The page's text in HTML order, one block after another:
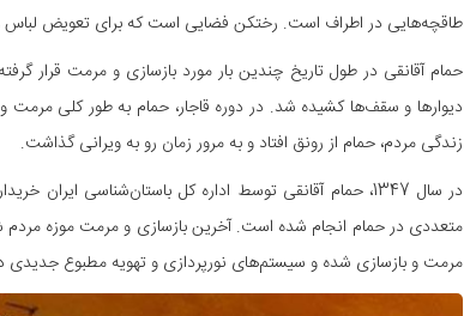
طاقچه‌هایی در اطراف است. رختکن فضایی است که برای تعویض
حمام آقانقی در طول تاریخ چندین بار مورد بازسازی و مرمت قرار
دیوارها و سقف‌ها کشیده شد. در دوره قاجار، حمام به طور کلی
زندگی مردم، حمام از رونق افتاد و به مرور زمان رو به ویرانی گذاشت.
در سال 1347، حمام آقانقی توسط اداره کل باستان‌شناسی
مرمت و بازسازی شده و سیستم‌های نورپردازی و تهویه مطبوع